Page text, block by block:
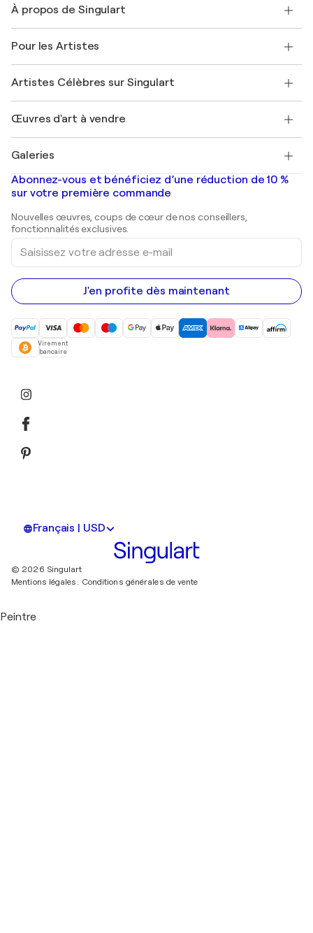
Expédition
Offrir une carte cadeau
Rejoignez notre programme commercial
Mon compte
+33 1 76 44 06 42
À propos de Singulart
FAQ
Magazine Singulart
Emplois
Découvrez une sélection d'art original
Pour les Artistes
Se connecter en tant qu'Artiste
Artistes Célèbres sur Singulart
Marc Chagall
Banksy
Mr. Brainwash
Shepard Fairey
Œuvres d'art à vendre
Tableaux abstraits à vendre
Peintures de paysage
Estampes
Peintures acryliques
Galeries
Galeries d'art en France
Galeries d'art en Belgique
Abonnez-vous et bénéficiez d’une réduction de 10 %
sur votre première commande
Nouvelles œuvres, coups de cœur de nos conseillers,
fonctionnalités exclusives.
Saisissez
votre
adresse
e-
mail
J'en profite dès maintenant
Virement
bancaire
Français | USD
© 2026 Singulart
Mentions légales. Conditions générales de vente
Peintre